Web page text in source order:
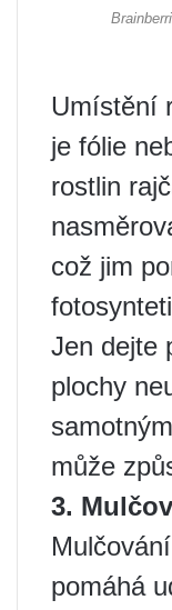
Umístění
je fólie
rostlin
což jim
Jen dejte
plochy
může
3.
pomáhá